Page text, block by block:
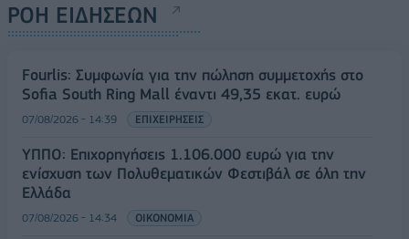
ΡΟΗ ΕΙΔΗΣΕΩΝ
Fourlis: Συμφωνία για την πώληση συμμετοχής στο
Sofia South Ring Mall έναντι 49,35 εκατ. ευρώ
07/08/2026 - 14:39 ΕΠΙΧΕΙΡΗΣΕΙΣ
ΥΠΠΟ: Επιχορηγήσεις 1.106.000 ευρώ για την
ενίσχυση των Πολυθεματικών Φεστιβάλ σε όλη την
Ελλάδα
07/08/2026 - 14:34 ΟΙΚΟΝΟΜΙΑ